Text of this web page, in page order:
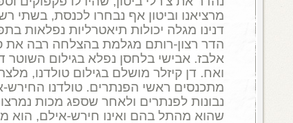
מרציאנו וביטון אף נבחרו לכנסת, בשתי
דנינו מגלה יכולות תיאטרליות נפלאות
הדר רצון-רותם מגלמת בהצלחה רבה את
אלבז. אבישי בלחסן נפלא בגילום השוטר
ואח. דן קיזלר מושלם בגילום טולדנו,
מתכנסים ראשי הפנתרים. טולדנו
נבונות לפנתרים ולאחר שספג מכות
שהוא מהתל בהם ואינו חירש-אילם, הוא